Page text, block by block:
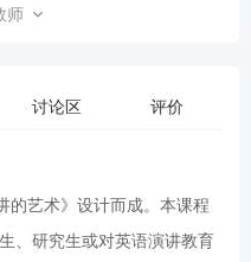
复旦大学
师
讨论区 评价
的艺术》设计而成。本课程
、研究生或对英语演讲教育